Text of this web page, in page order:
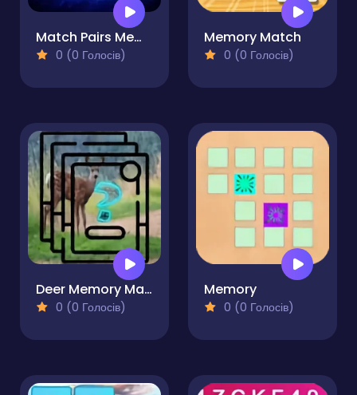
Match Pairs Memory Challenge
0 (0 Голосів)
Memory Match
0 (0 Голосів)
Deer Memory Match
0 (0 Голосів)
Memory
0 (0 Голосів)